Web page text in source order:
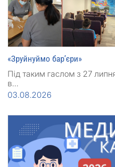
«Зруйнуймо бар’єри»
Під таким гаслом з 27
в…
03.08.2026